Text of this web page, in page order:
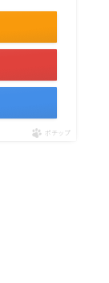
ポチップ